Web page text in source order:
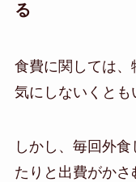
る
食費に関しては、
気にしないくとも
しかし、毎回外
たりと出費がか